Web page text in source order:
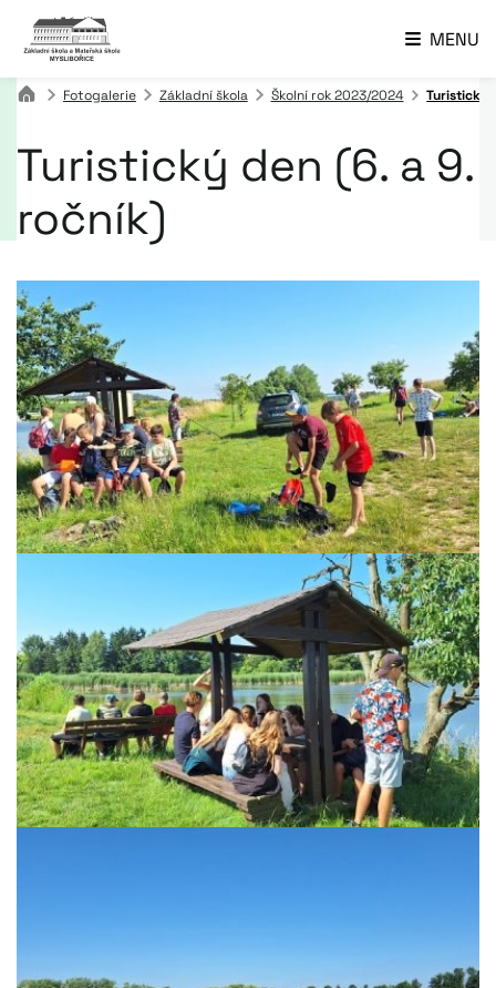
MENU
Fotogalerie Základní škola Školní rok 2023/2024 Turistický
Turistický den (6. a 9.
ročník)